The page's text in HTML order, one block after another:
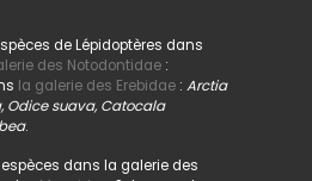
de Lépidoptères dans
des Notodontidae:
la galerie des Erebidae: Arctia
Odice suava, Catocala
.
dans la galerie des